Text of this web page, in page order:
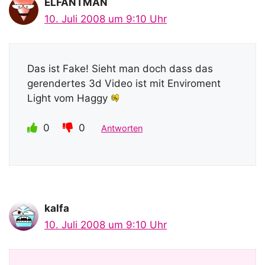
ELFANTMAN
10. Juli 2008 um 9:10 Uhr
Das ist Fake! Sieht man doch dass das
gerendertes 3d Video ist mit Enviroment
Light vom Haggy
0 0 Antworten
kalfa
10. Juli 2008 um 9:10 Uhr